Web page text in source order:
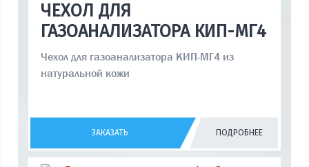
ЧЕХОЛ ДЛЯ
ГАЗОАНАЛИЗАТОРА КИП-МГ4
Чехол для газоанализатора КИП-МГ4 из
натуральной кожи
ЗАКАЗАТЬ ПОДРОБНЕЕ